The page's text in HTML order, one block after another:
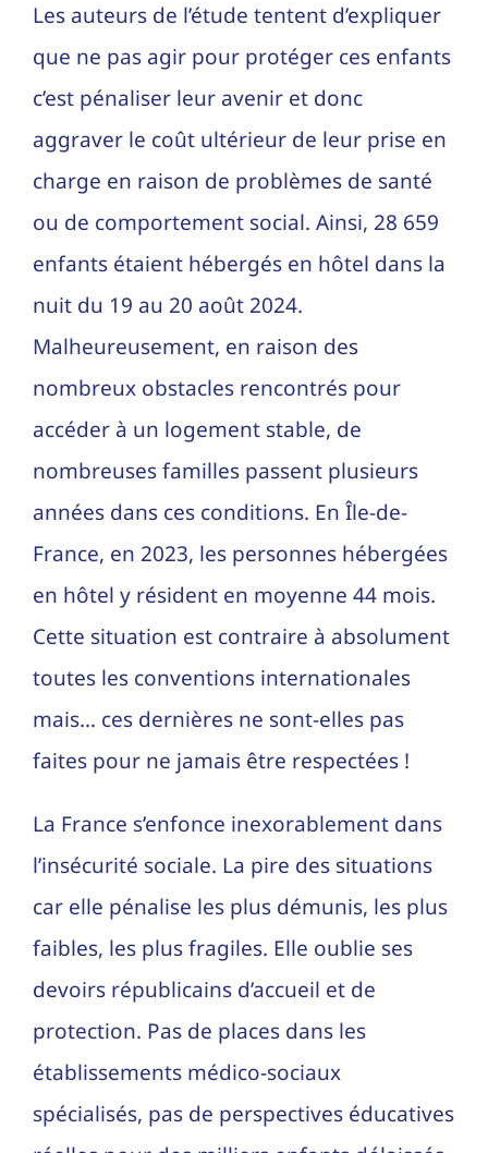
Les auteurs de l’étude tentent d’expliquer
que ne pas agir pour protéger ces enfants
c’est pénaliser leur avenir et donc
aggraver le coût ultérieur de leur prise en
charge en raison de problèmes de santé
ou de comportement social. Ainsi, 28 659
enfants étaient hébergés en hôtel dans la
nuit du 19 au 20 août 2024.
Malheureusement, en raison des
nombreux obstacles rencontrés pour
accéder à un logement stable, de
nombreuses familles passent plusieurs
années dans ces conditions. En Île-de-
France, en 2023, les personnes hébergées
en hôtel y résident en moyenne 44 mois.
Cette situation est contraire à absolument
toutes les conventions internationales
mais… ces dernières ne sont-elles pas
faites pour ne jamais être respectées !
La France s’enfonce inexorablement dans
l’insécurité sociale. La pire des situations
car elle pénalise les plus démunis, les plus
faibles, les plus fragiles. Elle oublie ses
devoirs républicains d’accueil et de
protection. Pas de places dans les
établissements médico-sociaux
spécialisés, pas de perspectives éducatives